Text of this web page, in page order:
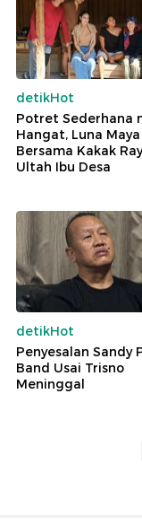
detikHot
Potret Sederhana
Hangat, Luna Maya
Bersama Kakak
Ultah Ibu Desa
detikHot
Penyesalan Sandy
Band Usai Trisno
Meninggal